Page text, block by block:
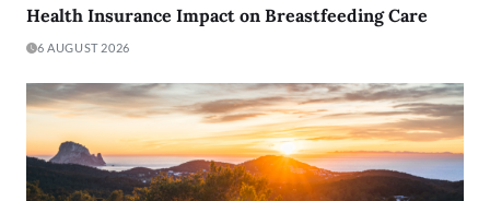
Health Insurance Impact on Breastfeeding Care
6 AUGUST 2026